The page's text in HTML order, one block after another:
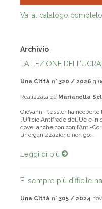
Vai al catalogo
Archivio
LA LEZIONE
Una Città n° 320 / 2026
Realizzata da Marianella
Giovanni Kessler ha ricoperto
l’Ufficio Antifrode dell’Ue e
dove, anche con con l’Anti-
un’organizzazione non go...
Leggi di più
E' sempre più difficile
Una Città n° 305 / 2024